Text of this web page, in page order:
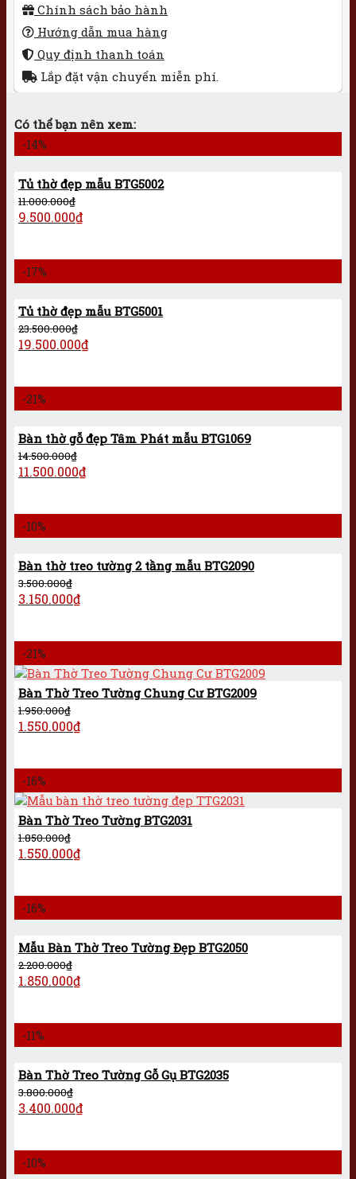
Chính sách bảo hành
Hướng dẫn mua hàng
Quy định thanh toán
Lắp đặt vận chuyển miễn phí.
Có thể bạn nên xem:
-14%
Tủ thờ đẹp mẫu BTG5002
11.000.000₫
9.500.000₫
-17%
Tủ thờ đẹp mẫu BTG5001
23.500.000₫
19.500.000₫
-21%
Bàn thờ gỗ đẹp Tâm Phát mẫu BTG1069
14.500.000₫
11.500.000₫
-10%
Bàn thờ treo tường 2 tầng mẫu BTG2090
3.500.000₫
3.150.000₫
-21%
Bàn Thờ Treo Tường Chung Cư BTG2009
1.950.000₫
1.550.000₫
-16%
Bàn Thờ Treo Tường BTG2031
1.850.000₫
1.550.000₫
-16%
Mẫu Bàn Thờ Treo Tường Đẹp BTG2050
2.200.000₫
1.850.000₫
-11%
Bàn Thờ Treo Tường Gỗ Gụ BTG2035
3.800.000₫
3.400.000₫
-10%